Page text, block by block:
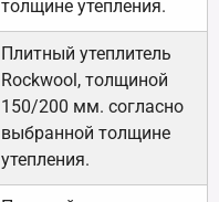
толщине утепления.
Плитный утеплитель
Rockwool, толщиной
150/200 мм. согласно
выбранной толщине
утепления.